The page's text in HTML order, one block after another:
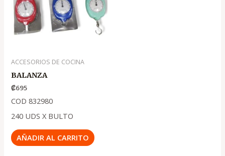
ACCESORIOS DE COCINA
BALANZA
₡695
COD 832980
240 UDS X BULTO
AÑADIR AL CARRITO